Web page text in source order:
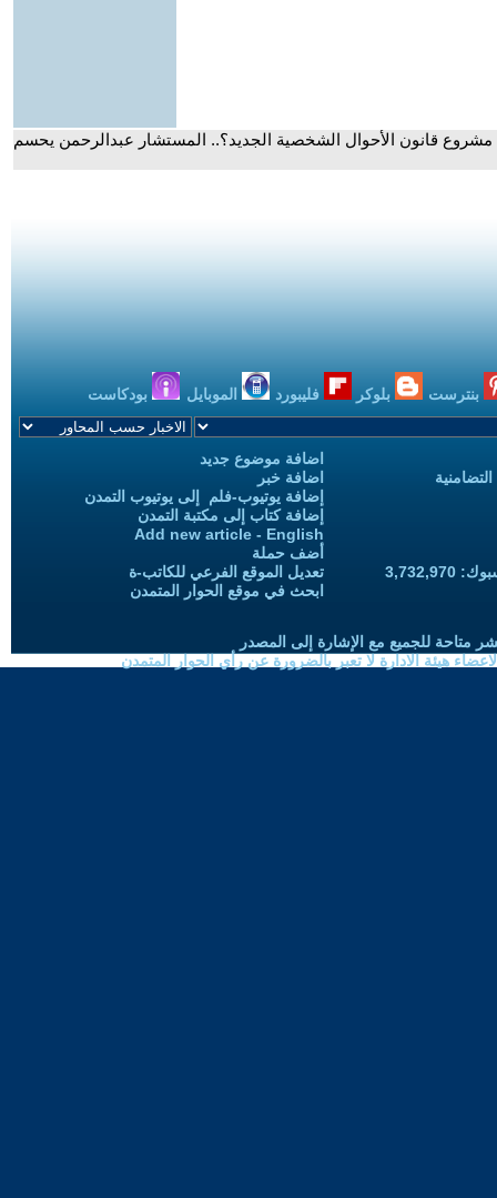
قانون الأحوال الشخصية الجديد؟.. المستشار عبدالرحمن يحسم
بنترست بلوكر فليبورد الموبايل بودكاست
اضافة موضوع جديد
اضافة خبر
إضافة يوتيوب-فلم إلى يوتيوب التمدن
إضافة كتاب إلى مكتبة التمدن
Add new article - English
أضف حملة
تعديل الموقع الفرعي للكاتب-ة
ابحث في موقع الحوار المتمدن
متاحة للجميع مع الإشارة إلى المصدر
هيئة الادارة لا تعبر بالضرورة عن رأي الحوار المتمدن